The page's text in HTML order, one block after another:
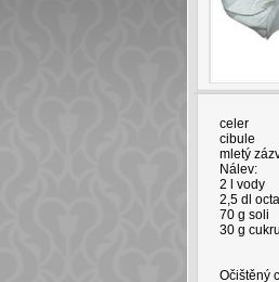
celer
cibule
mletý
Nálev:
2 l vody
2,5 dl octa
70 g soli
30 g cukru
Očištěný